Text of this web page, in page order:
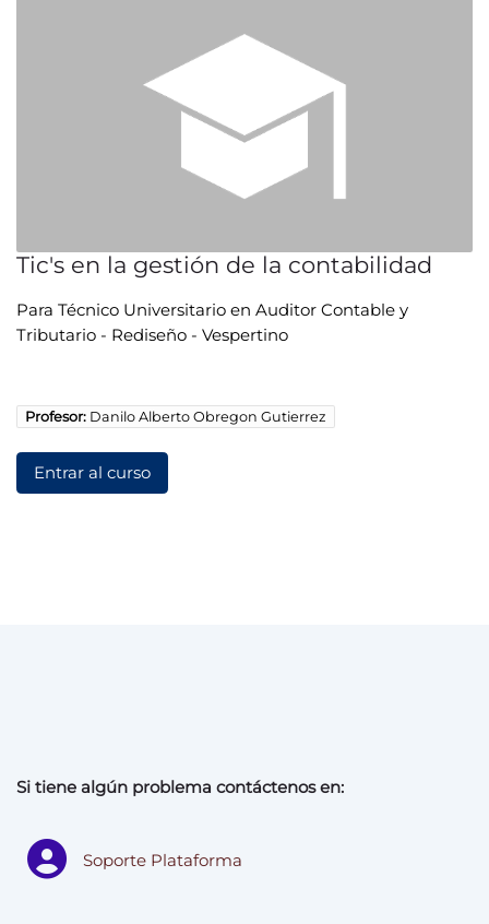
Tic's en la gestión de la contabilidad
Para Técnico Universitario en Auditor Contable y
Tributario - Rediseño - Vespertino
Profesor: Danilo Alberto Obregon Gutierrez
Entrar al curso
Si tiene algún problema contáctenos en:
Soporte Plataforma